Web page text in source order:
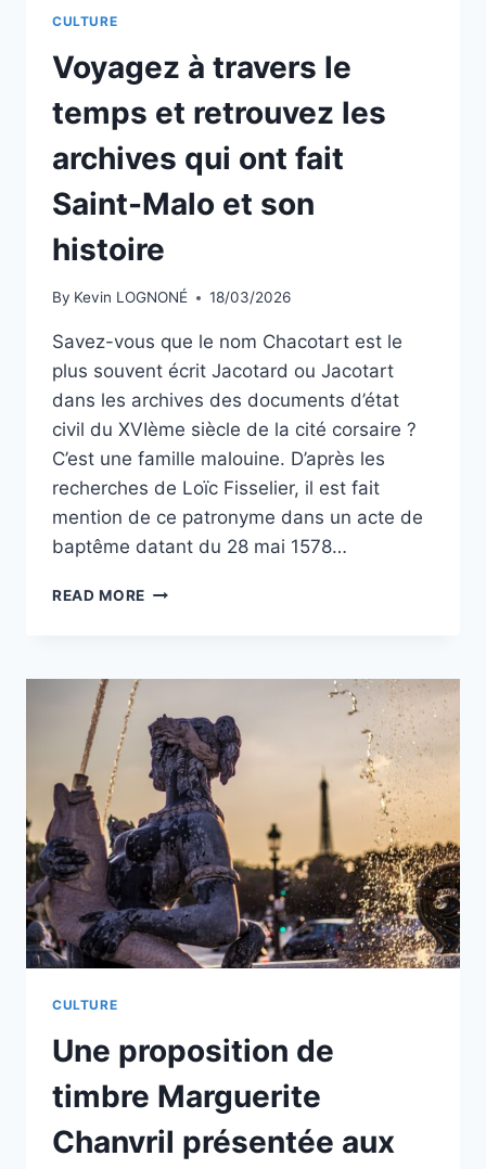
CULTURE
Voyagez à travers le
temps et retrouvez les
archives qui ont fait
Saint-Malo et son
histoire
By Kevin LOGNONÉ 18/03/2026
Savez-vous que le nom Chacotart est le
plus souvent écrit Jacotard ou Jacotart
dans les archives des documents d’état
civil du XVIème siècle de la cité corsaire ?
C’est une famille malouine. D’après les
recherches de Loïc Fisselier, il est fait
mention de ce patronyme dans un acte de
baptême datant du 28 mai 1578…
READ MORE VOYAGEZ
TEMPS
RETROUVEZ
LES
ARCHIVES
QUI
ONT
FAIT
SAINT-
MALO
ET
SON
HISTOIRE
CULTURE
Une proposition de
timbre Marguerite
Chanvril présentée aux